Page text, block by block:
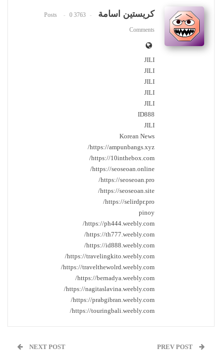
كريستين اسامة 3763 Posts
0
Comments
JILI
JILI
JILI
JILI
JILI
ID888
JILI
Korean News
https://ampunbangs.xyz/
https://10inthebox.com/
https://seoseoan.online/
https://seoseoan.pro/
https://seoseoan.site/
https://selirdpr.pro/
pinoy
https://ph444.weebly.com/
https://th777.weebly.com/
https://id888.weebly.com/
https://travelingkito.weebly.com/
https://travelthewolrd.weebly.com/
https://bernadya.weebly.com/
https://nagitaslavina.weebly.com/
https://prabgibran.weebly.com/
https://touringbali.weebly.com/
NEXT POST